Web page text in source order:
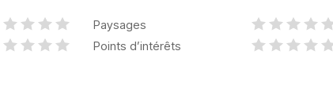
Paysages
Points d’intérêts